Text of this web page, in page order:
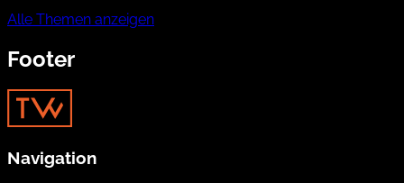
Alle Themen anzeigen
Footer
Navigation